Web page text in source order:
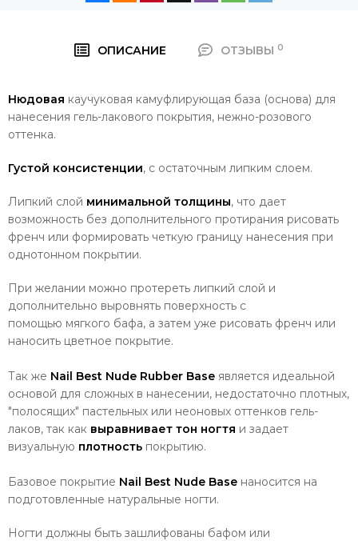
ОПИСАНИЕ ОТЗЫВЫ 0
Нюдовая каучуковая камуфлирующая база (основа) для
нанесения гель-лакового покрытия, нежно-розового
оттенка.
Густой консистенции, с остаточным липким слоем.
Липкий слой минимальной толщины, что дает
возможность без дополнительного протирания рисовать
френч или формировать четкую границу нанесения при
однотонном покрытии.
При желании можно протереть липкий слой и
дополнительно выровнять поверхность с
помощью мягкого бафа, а затем уже рисовать френч или
наносить цветное покрытие.
Так же Nail Best Nude Rubber Base является идеальной
основой для сложных в нанесении, недостаточно плотных,
"полосящих" пастельных или неоновых оттенков гель-
лаков, так как выравнивает тон ногтя и задает
визуальную плотность покрытию.
Базовое покрытие Nail Best Nude Base наносится на
подготовленные натуральные ногти.
Ногти должны быть зашлифованы бафом или